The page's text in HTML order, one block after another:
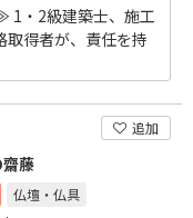
1・2級建築士、施工
取得者が、責任を持
追加
藤
仏壇・仏具